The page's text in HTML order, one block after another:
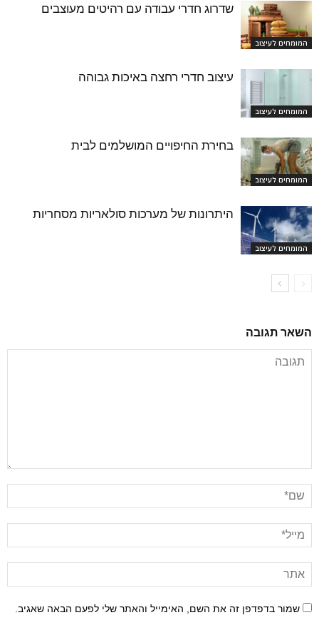
המומחים לעיצוב
שדרוג חדרי עבודה עם רהיטים מעוצבים
המומחים לעיצוב
עיצוב חדרי רחצה באיכות גבוהה
המומחים לעיצוב
בחירת החיפויים המושלמים לבית
המומחים לעיצוב
היתרונות של מערכות סולאריות מסחריות
השאר תגובה
שמור בדפדפן זה את השם, האימייל והאתר שלי לפעם הבאה שאגיב.